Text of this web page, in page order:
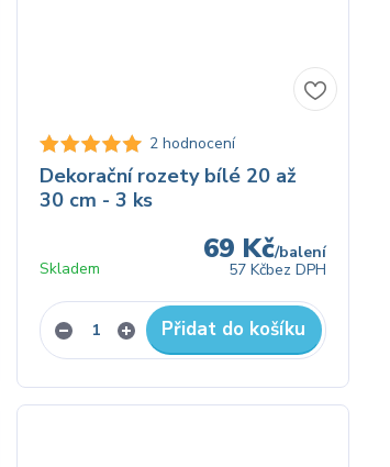
2 hodnocení
Dekorační rozety bílé 20 až
30 cm - 3 ks
69 Kč/balení
57 Kčbez DPH
Skladem
Přidat do košíku